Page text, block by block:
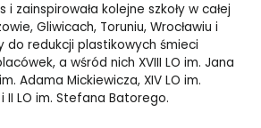
i zainspirowała kolejne szkoły w całej
Gliwicach, Toruniu, Wrocławiu i
do redukcji plastikowych śmieci
a wśród nich XVIII LO im. Jana
Adama Mickiewicza, XIV LO im.
II LO im. Stefana Batorego.